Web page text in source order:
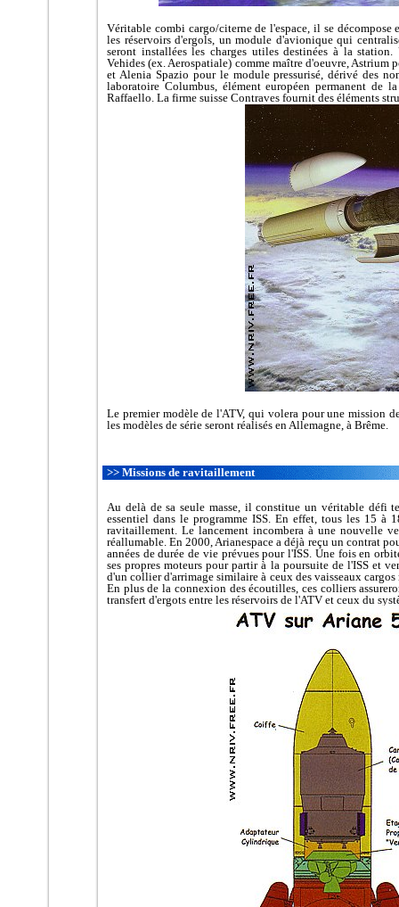
Véritable combi cargo/citerne de l'espace, il se
les réservoirs d'ergols, un module d'avionique qui
seront installées les charges utiles destinées à la
Vehides (ex. Aerospatiale) comme maître d'oeuvre,
et Alenia Spazio pour le module pressurisé, dérivé des
laboratoire Columbus, élément européen permanent de
Raffaello. La firme suisse Contraves fournit des éléments
Le premier modèle de l'ATV, qui volera pour une mission
les modèles de série seront réalisés en Allemagne, à Brême.
>> Missions de ravitaillement
Au delà de sa seule masse, il constitue un véritable défi
essentiel dans le programme ISS. En effet, tous les 15 à
ravitaillement. Le lancement incombera à une nouvelle
réallumable. En 2000, Arianespace a déjà reçu un contrat
années de durée de vie prévues pour l'ISS. Une fois en
ses propres moteurs pour partir à la poursuite de l'ISS et
d'un collier d'arrimage similaire à ceux des vaisseaux
En plus de la connexion des écoutilles, ces colliers
transfert d'ergots entre les réservoirs de l'ATV et ceux du